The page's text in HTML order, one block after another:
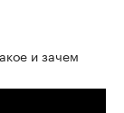
и зачем